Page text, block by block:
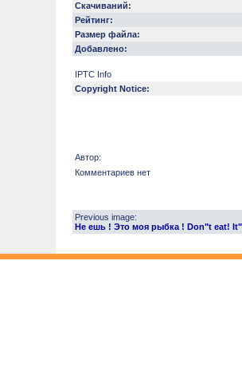
Скачиваний:
Рейтинг:
Размер файла:
Добавлено:
IPTC Info
Copyright Notice:
Автор:
Комментариев нет
Previous image:
Не ешь ! Это моя рыбка ! Don"t eat!